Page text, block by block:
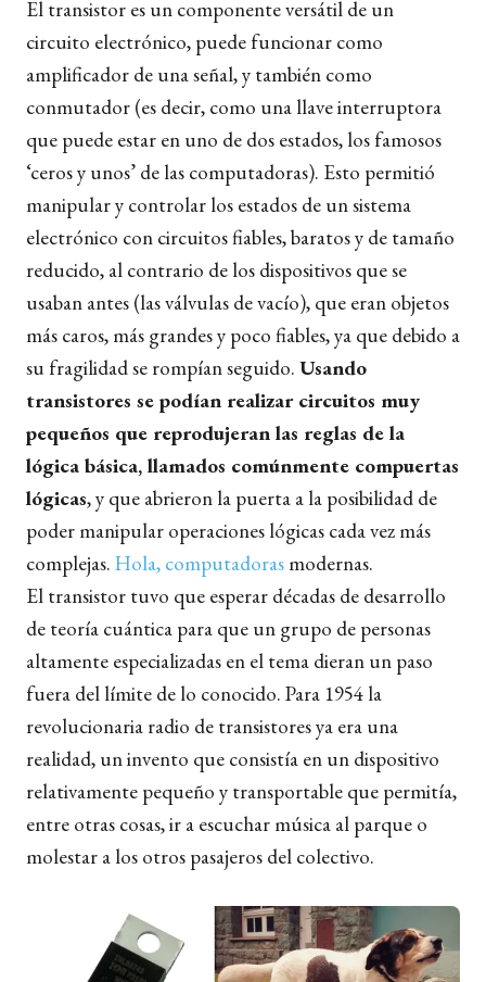
El transistor es un componente versátil de un
circuito electrónico, puede funcionar como
amplificador de una señal, y también como
conmutador (es decir, como una llave interruptora
que puede estar en uno de dos estados, los famosos
‘ceros y unos’ de las computadoras). Esto permitió
manipular y controlar los estados de un sistema
electrónico con circuitos fiables, baratos y de tamaño
reducido, al contrario de los dispositivos que se
usaban antes (las válvulas de vacío), que eran objetos
más caros, más grandes y poco fiables, ya que debido a
su fragilidad se rompían seguido. Usando
transistores se podían realizar circuitos muy
pequeños que reprodujeran las reglas de la
lógica básica, llamados comúnmente compuertas
lógicas, y que abrieron la puerta a la posibilidad de
poder manipular operaciones lógicas cada vez más
complejas. Hola, computadoras modernas.
El transistor tuvo que esperar décadas de desarrollo
de teoría cuántica para que un grupo de personas
altamente especializadas en el tema dieran un paso
fuera del límite de lo conocido. Para 1954 la
revolucionaria radio de transistores ya era una
realidad, un invento que consistía en un dispositivo
relativamente pequeño y transportable que permitía,
entre otras cosas, ir a escuchar música al parque o
molestar a los otros pasajeros del colectivo.